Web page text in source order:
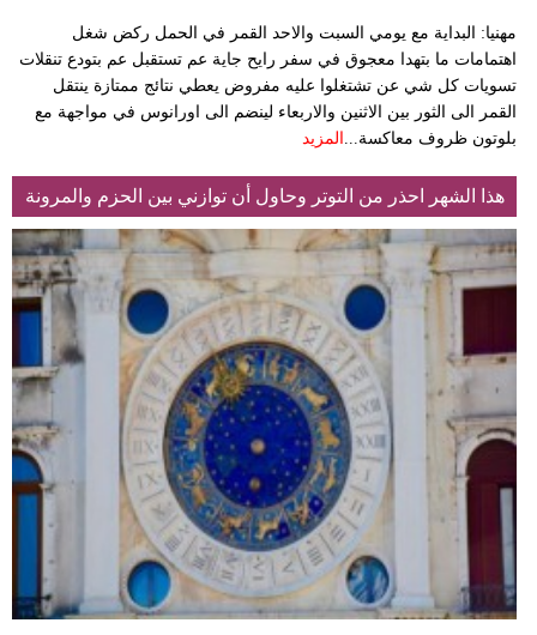
علوم
وتكنولوجيا
بيئة
مدوَّنات
أبراج
فيديو
مهنيا: البداية مع يومي السبت والاحد القمر في الحمل ركض شغل
اهتمامات ما بتهدا معجوق في سفر رايح جاية عم تستقبل عم بتودع تنقلات
تسويات كل شي عن تشتغلوا عليه مفروض يعطي نتائج ممتازة ينتقل
القمر الى الثور بين الاثنين والاربعاء لينضم الى اورانوس في مواجهة مع
بلوتون ظروف معاكسة... المزيد
هذا الشهر احذر من التوتر وحاول أن توازني بين الحزم والمرونة